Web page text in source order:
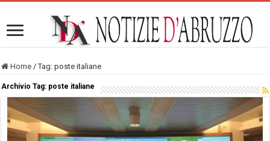
Home / Tag:poste italiane
Archivio Tag: poste italiane